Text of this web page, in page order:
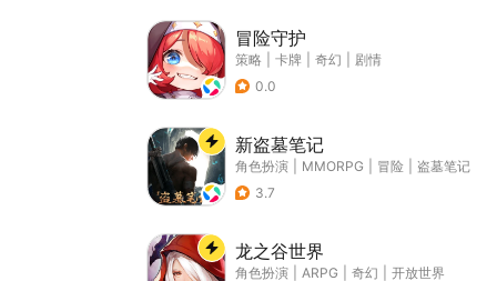
冒险守护
策略 卡牌 奇幻
剧情
0.0
新盗墓笔记
角色扮演 MMORPG 冒险
盗墓笔记
3.7
龙之谷世界
角色扮演 ARPG 奇幻
开放世界